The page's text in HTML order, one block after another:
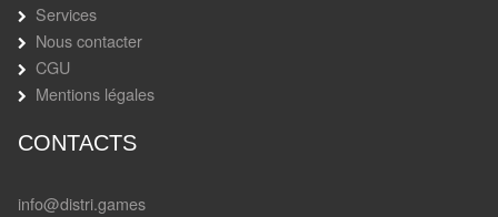
Services
Nous contacter
CGU
Mentions légales
CONTACTS
info@distri.games